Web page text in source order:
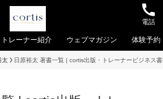
電話
トレーナー紹介 ウェブマガジン 体験予約
太 日原裕太 著書一覧 | cortis出版・トレーナービジネス